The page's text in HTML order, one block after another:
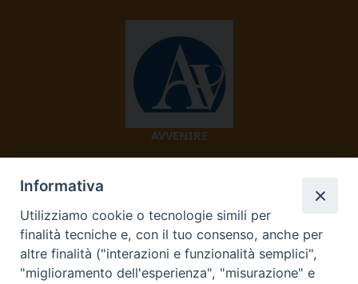
AVVENIRE
Informativa
Utilizziamo cookie o tecnologie simili per
finalità tecniche e, con il tuo consenso, anche per
altre finalità ("interazioni e funzionalità semplici",
"miglioramento dell'esperienza", "misurazione" e